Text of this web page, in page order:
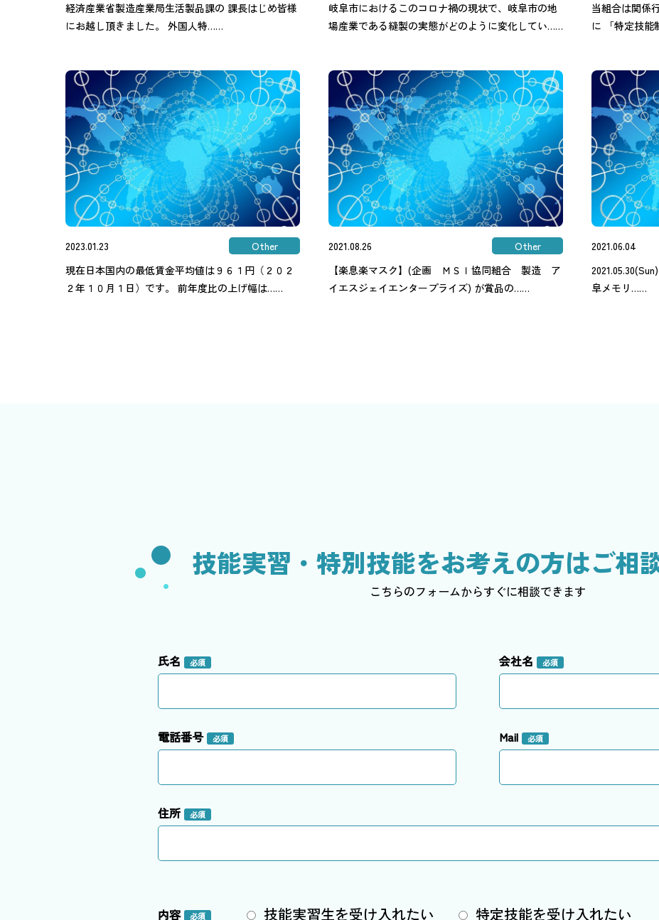
経済産業省製造産業局生活製品課の 課長はじめ皆様
にお越し頂きました。 外国人特……
岐阜市におけるこのコロナ禍の現状で、岐阜市の地
場産業である縫製の実態がどのように変化してい……
当組合は関係
に 「特定技
2023.01.23
Other
現在日本国内の最低賃金平均値は９６１円（２０２
２年１０月１日）です。 前年度比の上げ幅は……
2021.08.26
Other
【楽息楽マスク】(企画 ＭＳＩ協同組合 製造 ア
イエスジェイエンタープライズ) が賞品の……
2021.06.04
阜メモリ……
技能実習・特別技能をお考えの方はご相
こちらのフォームからすぐに相談できます
氏名 必須
電話番号 必須
会社名 必須
Mail 必須
住所 必須
内容 必須 技能実習生を受け入れたい 特定技能を受け入れたい